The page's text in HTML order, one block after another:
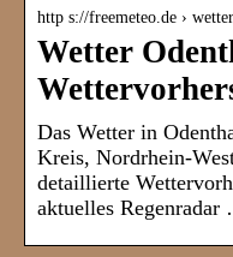
http s://freemeteo.de ›
Wetter
Das Wetter in
Kreis, Nordrhein-
detaillierte
aktuelles Regenradar